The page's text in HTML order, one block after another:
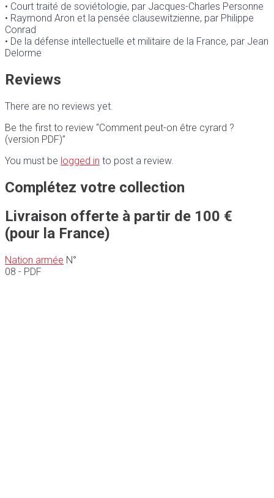
• Court traité de sovié­tologie, par Jacques-Charles Personne
• Raymond Aron et la pensée clausewitzienne, par Philippe
Conrad
• De la défense intellectuelle et militaire de la France, par Jean
Delorme
Reviews
There are no reviews yet.
Be the first to review “Comment peut-on être cyrard ?
(version PDF)”
You must be logged in to post a review.
Complétez votre collection
Livraison offerte à partir de 100 €
(pour la France)
Nation armée N°
08 - PDF